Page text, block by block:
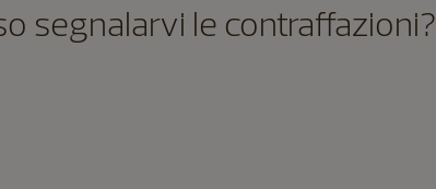
segnalarvi le contraffazioni?